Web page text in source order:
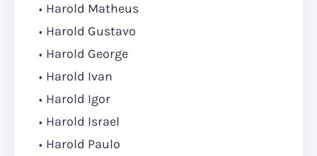
Harold Matheus
Harold Gustavo
Harold George
Harold Ivan
Harold Igor
Harold Israel
Harold Paulo